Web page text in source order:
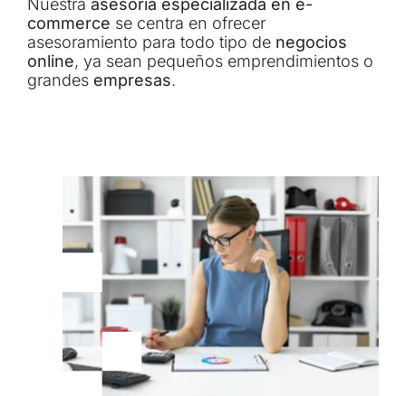
Nuestra asesoría especializada en e-
commerce se centra en ofrecer
asesoramiento para todo tipo de negocios
online, ya sean pequeños emprendimientos o
grandes empresas.